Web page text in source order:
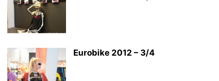
Eurobike 2012 – 3/4